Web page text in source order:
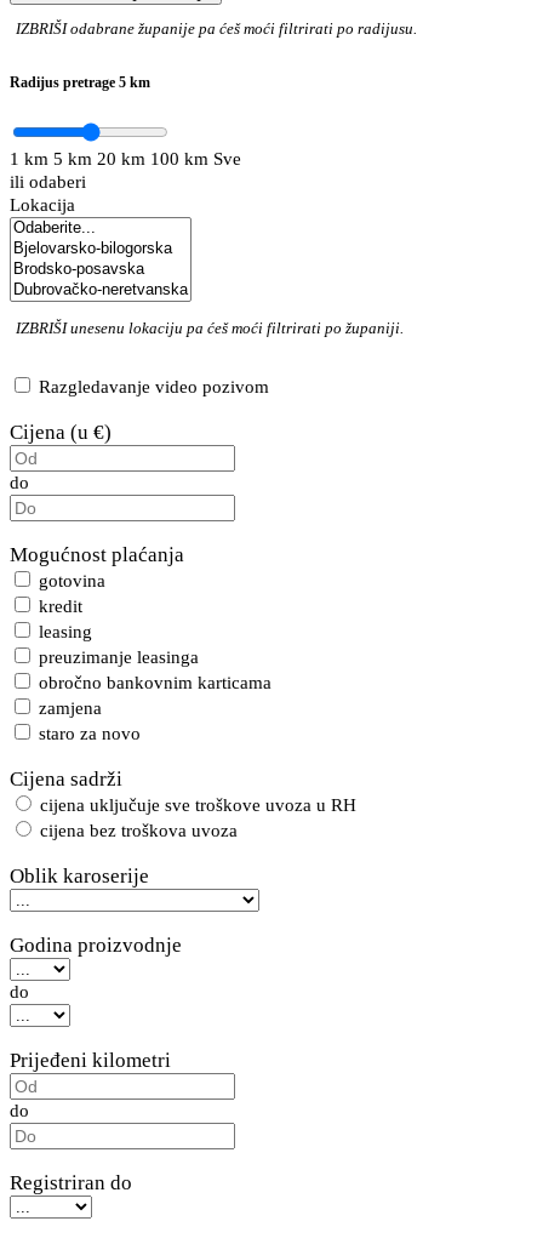
IZBRIŠIodabrane županije pa ćeš moći filtrirati po radijusu.
Radijus pretrage 5 km
1 km 5 km 20 km 100 km Sve
ili odaberi
Lokacija
IZBRIŠIunesenu lokaciju pa ćeš moći filtrirati po županiji.
Razgledavanje video pozivom
Cijena (u €)
do
Mogućnost plaćanja
gotovina
kredit
leasing
preuzimanje leasinga
obročno bankovnim karticama
zamjena
staro za novo
Cijena sadrži
cijena uključuje sve troškove uvoza u RH
cijena bez troškova uvoza
Oblik karoserije
Godina proizvodnje
do
Prijeđeni kilometri
do
Registriran do